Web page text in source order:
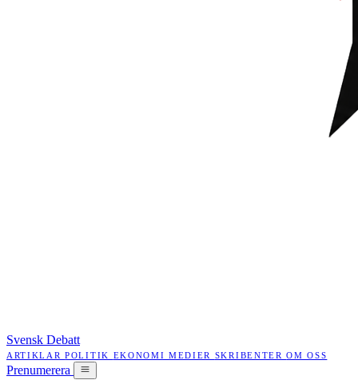
Svensk Debatt
ARTIKLARPOLITIK EKONOMIMEDIER SKRIBENTEROM OSS
Prenumerera